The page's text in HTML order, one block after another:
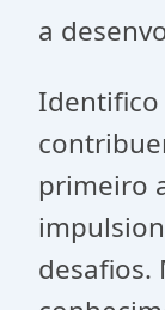
a
primeiro
desafios.